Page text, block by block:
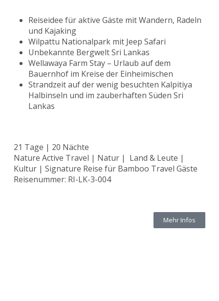
Reiseidee für aktive Gäste mit Wandern, Radeln
und Kajaking
Wilpattu Nationalpark mit Jeep Safari
Unbekannte Bergwelt Sri Lankas
Wellawaya Farm Stay – Urlaub auf dem
Bauernhof im Kreise der Einheimischen
Strandzeit auf der wenig besuchten Kalpitiya
Halbinseln und im zauberhaften Süden Sri
Lankas
21 Tage | 20 Nächte
Nature Active Travel | Natur | Land & Leute |
Kultur | Signature Reise für Bamboo Travel Gäste
Reisenummer: RI-LK-3-004
Mehr Infos